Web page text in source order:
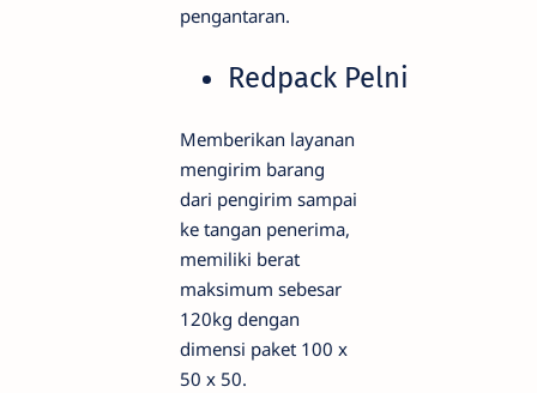
pengantaran.
Redpack Pelni
Memberikan layanan
mengirim barang
dari pengirim sampai
ke tangan penerima,
memiliki berat
maksimum sebesar
120kg dengan
dimensi paket 100 x
50 x 50.